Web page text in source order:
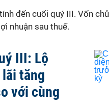
đến cuối quý III. Vốn
nhuận sau thuế.
III: Lộ
tăng
với cùng